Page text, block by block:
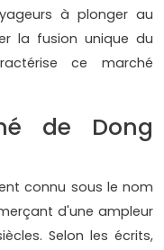
à plonger au
la fusion unique du
ce marché
de Dong
connu sous le nom
d'une ampleur
Selon les écrits,